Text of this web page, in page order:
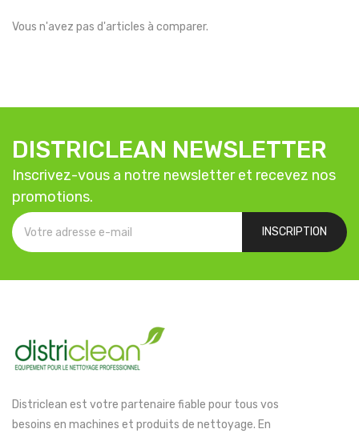
Vous n'avez pas d'articles à comparer.
DISTRICLEAN NEWSLETTER
Inscrivez-vous a notre newsletter et recevez nos
promotions.
INSCRIPTION
Districlean est votre partenaire fiable pour tous vos
besoins en machines et produits de nettoyage. En